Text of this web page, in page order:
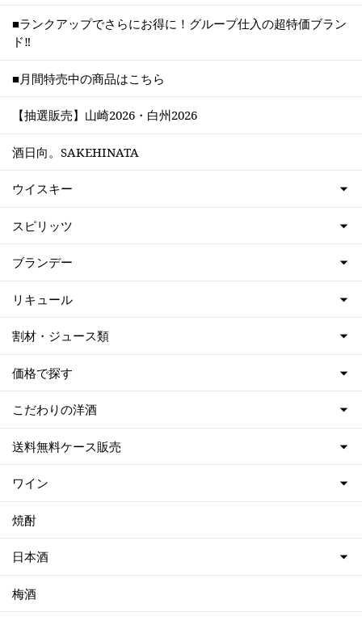
■ランクアップでさらにお得に！グループ仕入の超特価ブラン
ド‼
■月間特売中の商品はこちら
【抽選販売】山崎2026・白州2026
酒日向。SAKEHINATA
ウイスキー
スピリッツ
ブランデー
リキュール
割材・ジュース類
価格で探す
こだわりの洋酒
送料無料ケース販売
ワイン
焼酎
日本酒
梅酒